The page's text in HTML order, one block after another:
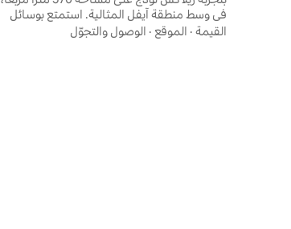
في وسط منطقة آيفل المثالية. استمتع بوسائل
الراحة الفاخرة، بدءًا من حمامنا المائية الساخنة
القيمة · الموقع · الوصول والتجوّل